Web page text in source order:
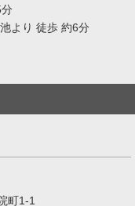
より 徒歩 約6分
町1-1